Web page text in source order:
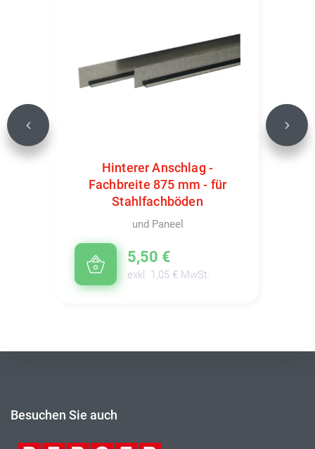
Hinterer Anschlag -
Fachbreite 875 mm - für
Stahlfachböden
und Paneel
5,50 €
exkl. 1,05 € MwSt.
Previous Next
Besuchen Sie auch